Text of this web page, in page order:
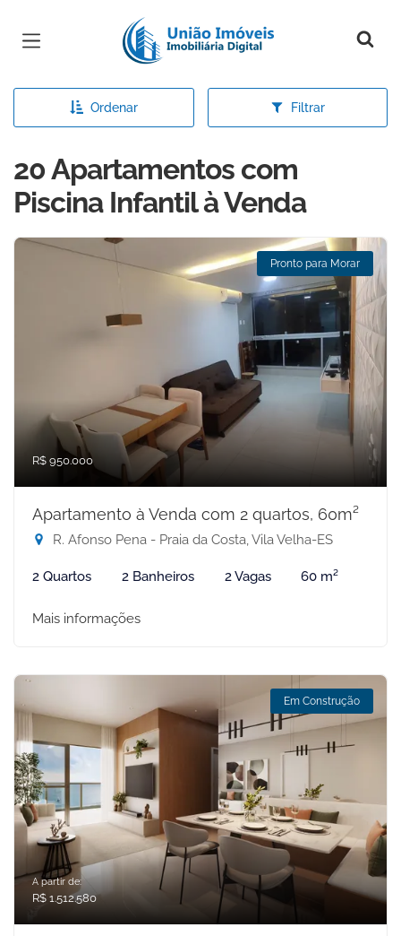
Página inicial
Ordenar Filtrar
20 Apartamentos com
Piscina Infantil à Venda
Pronto para Morar
R$ 950.000
Apartamento à Venda com 2 quartos, 60m²
R. Afonso Pena - Praia da Costa, Vila Velha-ES
2 Quartos 2 Banheiros 2 Vagas 60 m²
Mais informações
Em Construção
A partir de:
R$ 1.512.580